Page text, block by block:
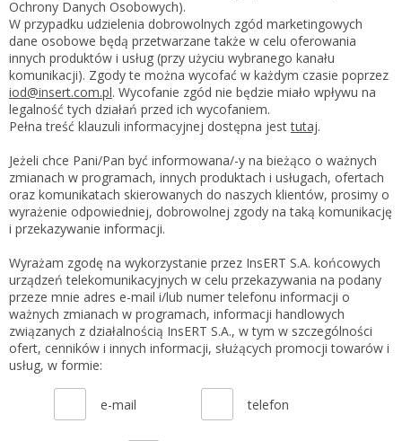
Ochrony Danych Osobowych).
W przypadku udzielenia dobrowolnych zgód marketingowych
dane osobowe będą przetwarzane także w celu oferowania
innych produktów i usług (przy użyciu wybranego kanału
komunikacji). Zgody te można wycofać w każdym czasie poprzez
iod@insert.com.pl. Wycofanie zgód nie będzie miało wpływu na
legalność tych działań przed ich wycofaniem.
Pełna treść klauzuli informacyjnej dostępna jesttutaj.
Jeżeli chce Pani/Pan być informowana/-y na bieżąco o ważnych
zmianach w programach, innych produktach i usługach, ofertach
oraz komunikatach skierowanych do naszych klientów, prosimy o
wyrażenie odpowiedniej, dobrowolnej zgody na taką komunikację
i przekazywanie informacji.
Wyrażam zgodę na wykorzystanie przez InsERT S.A. końcowych
urządzeń telekomunikacyjnych w celu przekazywania na podany
przeze mnie adres e-mail i/lub numer telefonu informacji o
ważnych zmianach w programach, informacji handlowych
związanych z działalnością InsERT S.A., w tym w szczególności
ofert, cenników i innych informacji, służących promocji towarów i
usług, w formie:
e-mail telefon